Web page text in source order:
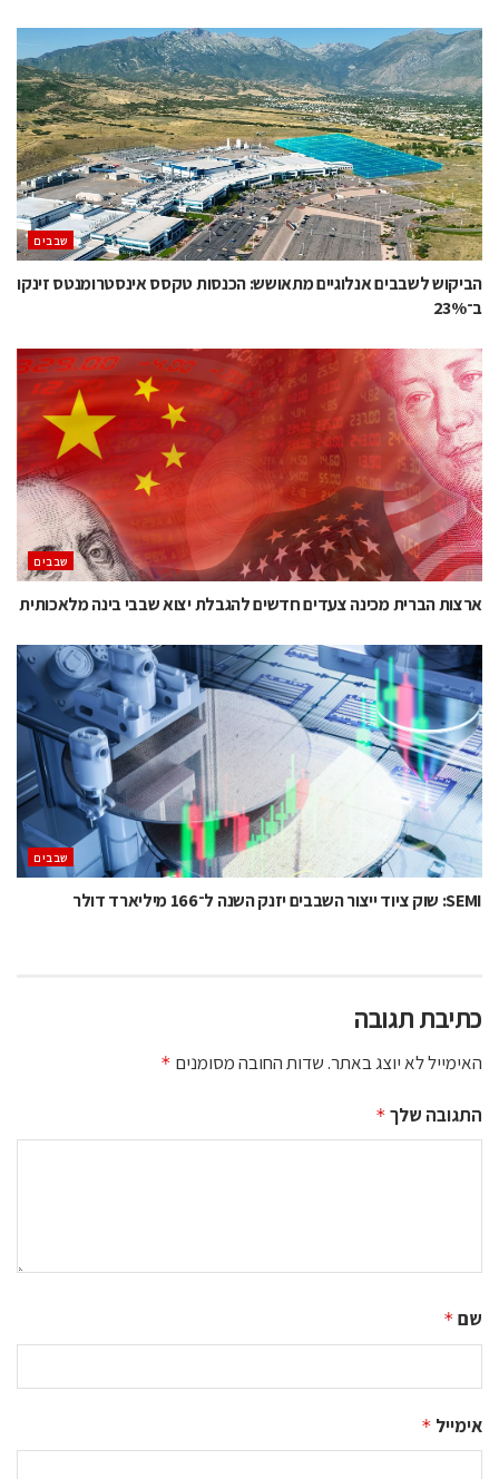
‫שבבים‬
הביקוש לשבבים אנלוגיים מתאושש: הכנסות טקסס אינסטרומנטס זינקו
ב־23%
‫שבבים‬
ארצות הברית מכינה צעדים חדשים להגבלת יצוא שבבי בינה מלאכותית
‫שבבים‬
SEMI: שוק ציוד ייצור השבבים יזנק השנה ל־166 מיליארד דולר
כתיבת תגובה
האימייל לא יוצג באתר.שדות החובה מסומנים *
התגובה שלך *
שם *
אימייל *